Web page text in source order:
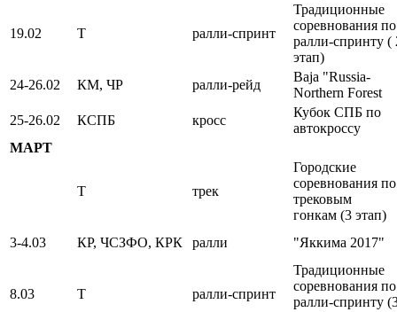
19.02 Т ралли-спринт
Традиционные
соревнования по
ралли-спринту (
этап)
24-26.02
КМ, ЧР ралли-рейд
Baja "Russia‐
Northern Forest
25-26.02
КСПБ кросс
Кубок СПБ по
автокроссу
МАРТ
Т трек
Городские
соревнования по
трековым
гонкам (3 этап)
3-4.03
КР, ЧСЗФО, КРК ралли "Яккима 2017"
8.03 Т ралли-спринт
Традиционные
соревнования по
ралли-спринту